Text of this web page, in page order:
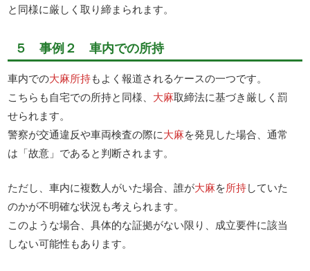
と同様に厳しく取り締まられます。
５ 事例２ 車内での所持
車内での大麻所持もよく報道されるケースの一つです。
こちらも自宅での所持と同様、 大麻取締法に基づき厳しく罰
せられます。
警察が交通違反や車両検査の際に大麻を発見した場合、通常
は「故意」であると判断されます。
ただし、車内に複数人がいた場合、誰が大麻を所持していた
のかが不明確な状況も考えられます。
このような場合、具体的な証拠がない限り、成立要件に該当
しない可能性もあります。